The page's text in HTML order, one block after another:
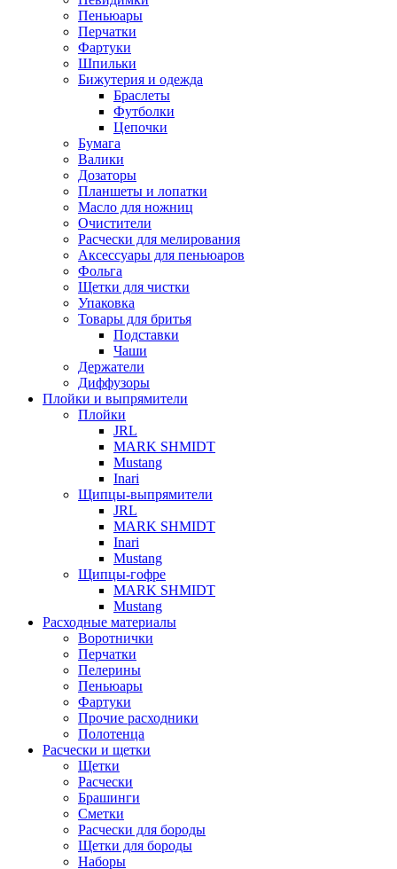
Пеньюары
Перчатки
Фартуки
Шпильки
Бижутерия и одежда
Браслеты
Футболки
Цепочки
Бумага
Валики
Дозаторы
Планшеты и лопатки
Масло для ножниц
Очистители
Расчески для мелирования
Аксессуары для пеньюаров
Фольга
Щетки для чистки
Упаковка
Товары для бритья
Подставки
Чаши
Держатели
Диффузоры
Плойки и выпрямители
Плойки
JRL
MARK SHMIDT
Mustang
Inari
Щипцы-выпрямители
JRL
MARK SHMIDT
Inari
Mustang
Щипцы-гофре
MARK SHMIDT
Mustang
Расходные материалы
Воротнички
Перчатки
Пелерины
Пеньюары
Фартуки
Прочие расходники
Полотенца
Расчески и щетки
Щетки
Расчески
Брашинги
Сметки
Расчески для бороды
Щетки для бороды
Наборы